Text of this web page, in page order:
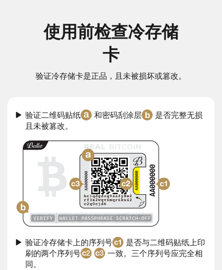
使用前检查冷存储
卡
验证冷存储卡是正品，且未被损坏或篡改。
验证二维码贴纸 和密码刮涂层
是否完整无损
且未被篡改。
验证冷存储卡上的序列号
是否与二维码贴纸上印
刷的两个序列号
一致。三个序列号应完全相
同。